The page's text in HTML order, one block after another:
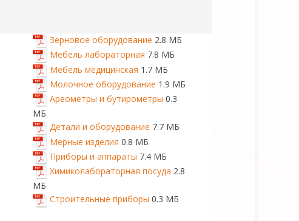
Зерновое оборудование 2.8 МБ
Мебель лабораторная 7.8 МБ
Мебель медицинская 1.7 МБ
Молочное оборудование 1.9 МБ
Ареометры и бутирометры 0.3
МБ
Детали и оборудование 7.7 МБ
Мерные изделия 0.8 МБ
Приборы и аппараты 7.4 МБ
Химиколабораторная посуда 2.8
МБ
Строительные приборы 0.3 МБ